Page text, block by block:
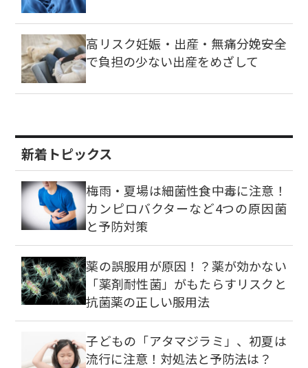
高リスク妊娠・出産・無痛分娩――安全
で負担の少ない出産をめざして
新着トピックス
梅雨・夏場は細菌性食中毒に注意！
カンピロバクターなど4つの原因菌
と予防対策
薬の誤服用が原因！？薬が効かない
「薬剤耐性菌」がもたらすリスクと
抗菌薬の正しい服用法
子どもの「アタマジラミ」、初夏は
流行に注意！対処法と予防法は？